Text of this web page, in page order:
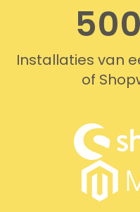
Installaties van
of